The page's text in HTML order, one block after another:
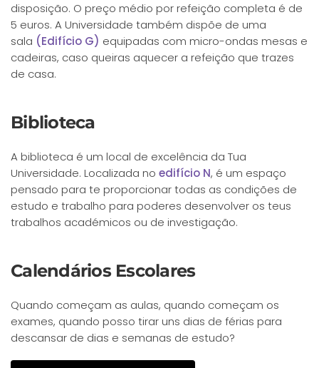
disposição. O preço médio por refeição completa é de
5 euros. A Universidade também dispõe de uma
sala (Edifício G) equipadas com micro-ondas mesas e
cadeiras, caso queiras aquecer a refeição que trazes
de casa.
Biblioteca
A biblioteca é um local de excelência da Tua
Universidade. Localizada no edifício N, é um espaço
pensado para te proporcionar todas as condições de
estudo e trabalho para poderes desenvolver os teus
trabalhos académicos ou de investigação.
Calendários Escolares
Quando começam as aulas, quando começam os
exames, quando posso tirar uns dias de férias para
descansar de dias e semanas de estudo?